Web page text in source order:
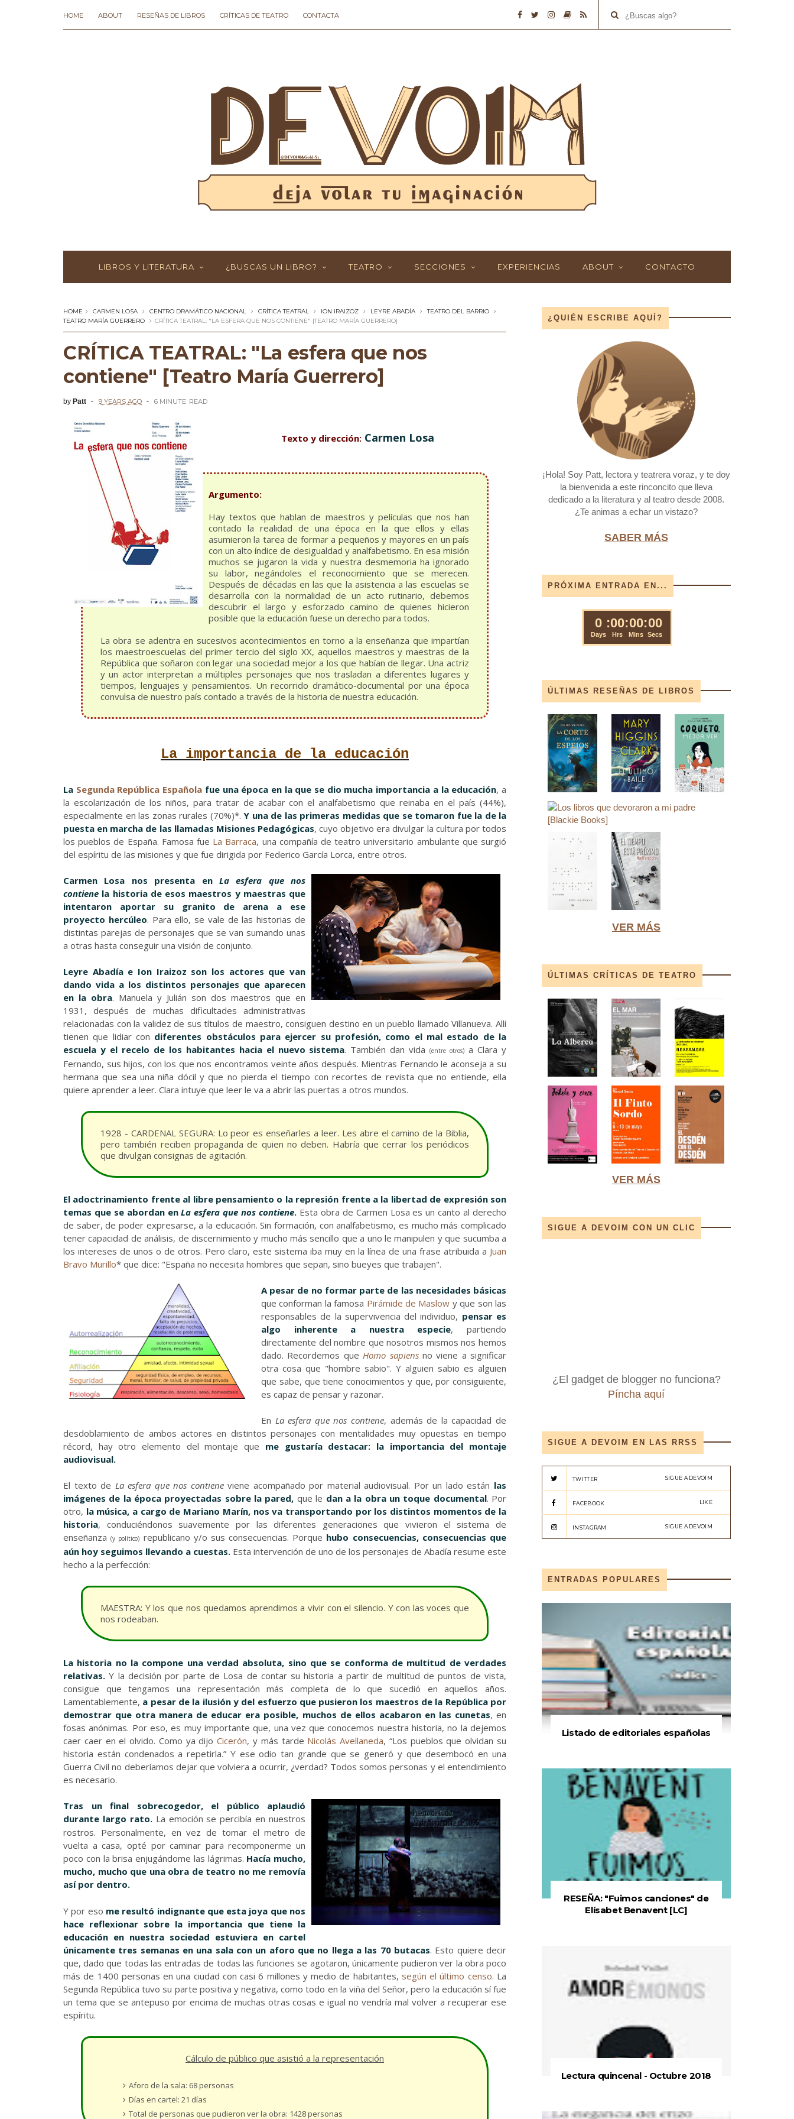
HOME ABOUT RESEÑAS DE LIBROS CRÍTICAS DE TEATRO CONTACTA
LIBROS Y LITERATURA ¿BUSCAS UN LIBRO? TEATRO SECCIONES EXPERIENCIAS ABOUT CONTACTO
HOME CARMEN LOSA CENTRO DRAMÁTICO NACIONAL CRÍTICA TEATRAL ION IRAIZOZ LEYRE ABADÍA
TEATRO DEL BARRIO
TEATRO MARÍA GUERRERO
CRÍTICA TEATRAL: "LA ESFERA QUE NOS CONTIENE" [TEATRO MARÍA GUERRERO]
CRÍTICA TEATRAL: "La esfera que nos
contiene" [Teatro María Guerrero]
by Patt 9 YEARS AGO 6 MINUTE READ
Texto y dirección:Carmen Losa
Argumento:
Hay textos que hablan de maestros y películas que nos han
contado la realidad de una época en la que ellos y ellas
asumieron la tarea de formar a pequeños y mayores en un país
con un alto índice de desigualdad y analfabetismo. En esa misión
muchos se jugaron la vida y nuestra desmemoria ha ignorado
su labor, negándoles el reconocimiento que se merecen.
Después de décadas en las que la asistencia a las escuelas se
desarrolla con la normalidad de un acto rutinario, debemos
descubrir el largo y esforzado camino de quienes hicieron
posible que la educación fuese un derecho para todos.
La obra se adentra en sucesivos acontecimientos en torno a la enseñanza que impartían
los maestroescuelas del primer tercio del siglo XX, aquellos maestros y maestras de la
República que soñaron con legar una sociedad mejor a los que habían de llegar. Una actriz
y un actor interpretan a múltiples personajes que nos trasladan a diferentes lugares y
tiempos, lenguajes y pensamientos. Un recorrido dramático-documental por una época
convulsa de nuestro país contado a través de la historia de nuestra educación.
La importancia de la educación
La Segunda República Española fue una época en la que se dio mucha importancia a la educación, a
la escolarización de los niños, para tratar de acabar con el analfabetismo que reinaba en el país (44%),
especialmente en las zonas rurales (70%)*. Y una de las primeras medidas que se tomaron fue la de la
puesta en marcha de las llamadas Misiones Pedagógicas, cuyo objetivo era divulgar la cultura por todos
los pueblos de España. Famosa fue La Barraca, una compañía de teatro universitario ambulante que surgió
del espíritu de las misiones y que fue dirigida por Federico García Lorca, entre otros.
Carmen Losa nos presenta en La esfera que nos
contiene la historia de esos maestros y maestras que
intentaron aportar su granito de arena a ese
proyecto hercúleo. Para ello, se vale de las historias de
distintas parejas de personajes que se van sumando unas
a otras hasta conseguir una visión de conjunto.
Leyre Abadía e Ion Iraizoz son los actores que van
dando vida a los distintos personajes que aparecen
en la obra. Manuela y Julián son dos maestros que en
1931, después de muchas dificultades administrativas
relacionadas con la validez de sus títulos de maestro, consiguen destino en un pueblo llamado Villanueva. Allí
tienen que lidiar con diferentes obstáculos para ejercer su profesión, como el mal estado de la
escuela y el recelo de los habitantes hacia el nuevo sistema. También dan vida(entre otros) a Clara y
Fernando, sus hijos, con los que nos encontramos veinte años después. Mientras Fernando le aconseja a su
hermana que sea una niña dócil y que no pierda el tiempo con recortes de revista que no entiende, ella
quiere aprender a leer. Clara intuye que leer le va a abrir las puertas a otros mundos.
1928 - CARDENAL SEGURA: Lo peor es enseñarles a leer. Les abre el camino de la Biblia,
pero también reciben propaganda de quien no deben. Habría que cerrar los periódicos
que divulgan consignas de agitación.
El adoctrinamiento frente al libre pensamiento o la represión frente a la libertad de expresión son
temas que se abordan enLa esfera que nos contiene. Esta obra de Carmen Losa es un canto al derecho
de saber, de poder expresarse, a la educación. Sin formación, con analfabetismo, es mucho más complicado
tener capacidad de análisis, de discernimiento y mucho más sencillo que a uno le manipulen y que sucumba a
los intereses de unos o de otros. Pero claro, este sistema iba muy en la línea de una frase atribuida a Juan
Bravo Murillo* que dice: "España no necesita hombres que sepan, sino bueyes que trabajen".
A pesar de no formar parte de las necesidades básicas
que conforman la famosa Pirámide de Maslow y que son las
responsables de la supervivencia del individuo, pensar es
algo inherente a nuestra especie, partiendo
directamente del nombre que nosotros mismos nos hemos
dado. Recordemos queHomo sapiensno viene a significar
otra cosa que "hombre sabio". Y alguien sabio es alguien
que sabe, que tiene conocimientos y que, por consiguiente,
es capaz de pensar y razonar.
En La esfera que nos contiene, además de la capacidad de
desdoblamiento de ambos actores en distintos personajes con mentalidades muy opuestas en tiempo
récord, hay otro elemento del montaje que me gustaría destacar: la importancia del montaje
audiovisual.
El texto de La esfera que nos contieneviene acompañado por material audiovisual. Por un lado están las
imágenes de la época proyectadas sobre la pared, que le dan a la obra un toque documental. Por
otro, la música, a cargo de Mariano Marín, nos va transportando por los distintos momentos de la
historia, conduciéndonos suavemente por las diferentes generaciones que vivieron el sistema de
enseñanza(y político) republicano y/o sus consecuencias. Porque hubo consecuencias, consecuencias que
aún hoy seguimos llevando a cuestas. Esta intervención de uno de los personajes de Abadía resume este
hecho a la perfección:
MAESTRA: Y los que nos quedamos aprendimos a vivir con el silencio. Y con las voces que
nos rodeaban.
La historia no la compone una verdad absoluta, sino que se conforma de multitud de verdades
relativas. Y la decisión por parte de Losa de contar su historia a partir de multitud de puntos de vista,
consigue que tengamos una representación más completa de lo que sucedió en aquellos años.
Lamentablemente, a pesar de la ilusión y del esfuerzo que pusieron los maestros de la República por
demostrar que otra manera de educar era posible, muchos de ellos acabaron en las cunetas, en
fosas anónimas. Por eso, es muy importante que, una vez que conocemos nuestra historia, no la dejemos
caer caer en el olvido. Como ya dijoCicerón, y más tarde Nicolás Avellaneda, “Los pueblos que olvidan su
historia están condenados a repetirla.” Y ese odio tan grande que se generó y que desembocó en una
Guerra Civil no deberíamos dejar que volviera a ocurrir, ¿verdad? Todos somos personas y el entendimiento
es necesario.
Tras un final sobrecogedor, el público aplaudió
durante largo rato. La emoción se percibía en nuestros
rostros. Personalmente, en vez de tomar el metro de
vuelta a casa, opté por caminar para recomponerme un
poco con la brisa enjugándome las lágrimas. Hacía mucho,
mucho, mucho que una obra de teatro no me removía
así por dentro.
Y por eso me resultó indignante que esta joya que nos
hace reflexionar sobre la importancia que tiene la
educación en nuestra sociedad estuviera en cartel
únicamente tres semanas en una sala con un aforo que no llega a las 70 butacas. Esto quiere decir
que, dado que todas las entradas de todas las funciones se agotaron, únicamente pudieron ver la obra poco
más de 1400 personas en una ciudad con casi 6 millones y medio de habitantes, según el último censo. La
Segunda República tuvo su parte positiva y negativa, como todo en la viña del Señor, pero la educación sí fue
un tema que se antepuso por encima de muchas otras cosas e igual no vendría mal volver a recuperar ese
espíritu.
Cálculo de público que asistió a la representación
Aforo de la sala: 68 personas
Días en cartel: 21 días
Total de personas que pudieron ver la obra: 1428 personas
¿QUIÉN ESCRIBE AQUÍ?
¡Hola! Soy Patt, lectora y teatrera voraz, y te doy
la bienvenida a este rinconcito que lleva
dedicado a la literatura y al teatro desde 2008.
¿Te animas a echar un vistazo?
SABER MÁS
PRÓXIMA ENTRADA EN...
ÚLTIMAS RESEÑAS DE LIBROS
VER MÁS
ÚLTIMAS CRÍTICAS DE TEATRO
VER MÁS
SIGUE A DEVOIM CON UN CLIC
¿El gadget de blogger no funciona?
Píncha aquí
SIGUE A DEVOIM EN LAS RRSS
TWITTER SIGUE A DEVOIM
FACEBOOK LIKE
INSTAGRAM SIGUE A DEVOIM
ENTRADAS POPULARES
Listado de editoriales españolas
RESEÑA: "Fuimos canciones" de
Elísabet Benavent [LC]
Lectura quincenal - Octubre 2018